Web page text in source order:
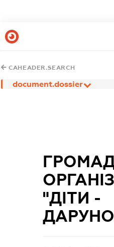
CAHEADER.SEARCH
document.dossier
"ДІТИ -